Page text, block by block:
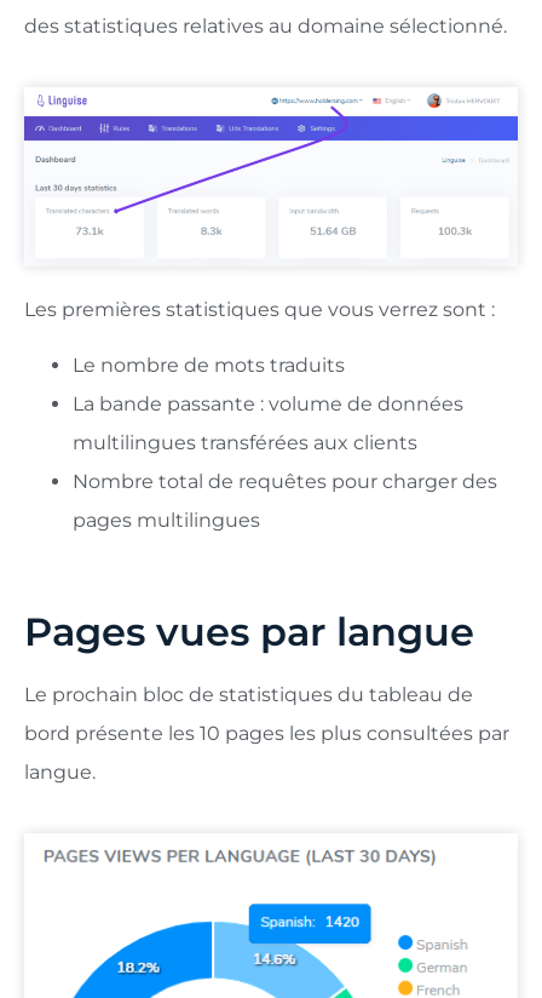
des statistiques relatives au domaine sélectionné.
Les premières statistiques que vous verrez sont :
Le nombre de mots traduits
La bande passante : volume de données
multilingues transférées aux clients
Nombre total de requêtes pour charger des
pages multilingues
Pages vues par langue
Le prochain bloc de statistiques du tableau de
bord présente les 10 pages les plus consultées par
langue.